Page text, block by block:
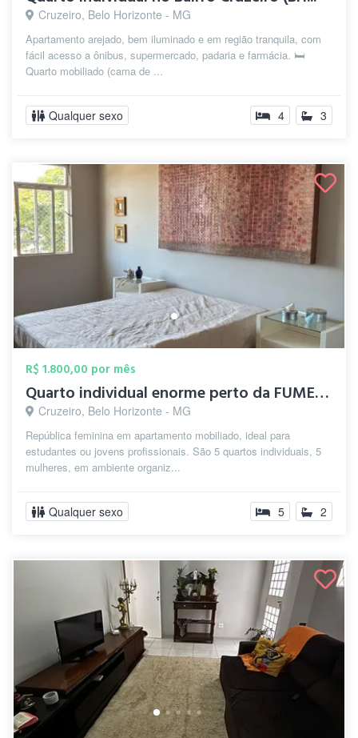
Cruzeiro, Belo Horizonte - MG
Apartamento arejado, bem iluminado e em região tranquila, com
fácil acesso a ônibus, supermercado, padaria e farmácia. 🛏️
Quarto mobiliado (cama de ...
Qualquer sexo 4 3
R$ 1.800,00 por mês
Quarto individual enorme perto da FUMEC,...
Cruzeiro, Belo Horizonte - MG
República feminina em apartamento mobiliado, ideal para
estudantes ou jovens profissionais. São 5 quartos individuais, 5
mulheres, em ambiente organiz...
Qualquer sexo 5 2